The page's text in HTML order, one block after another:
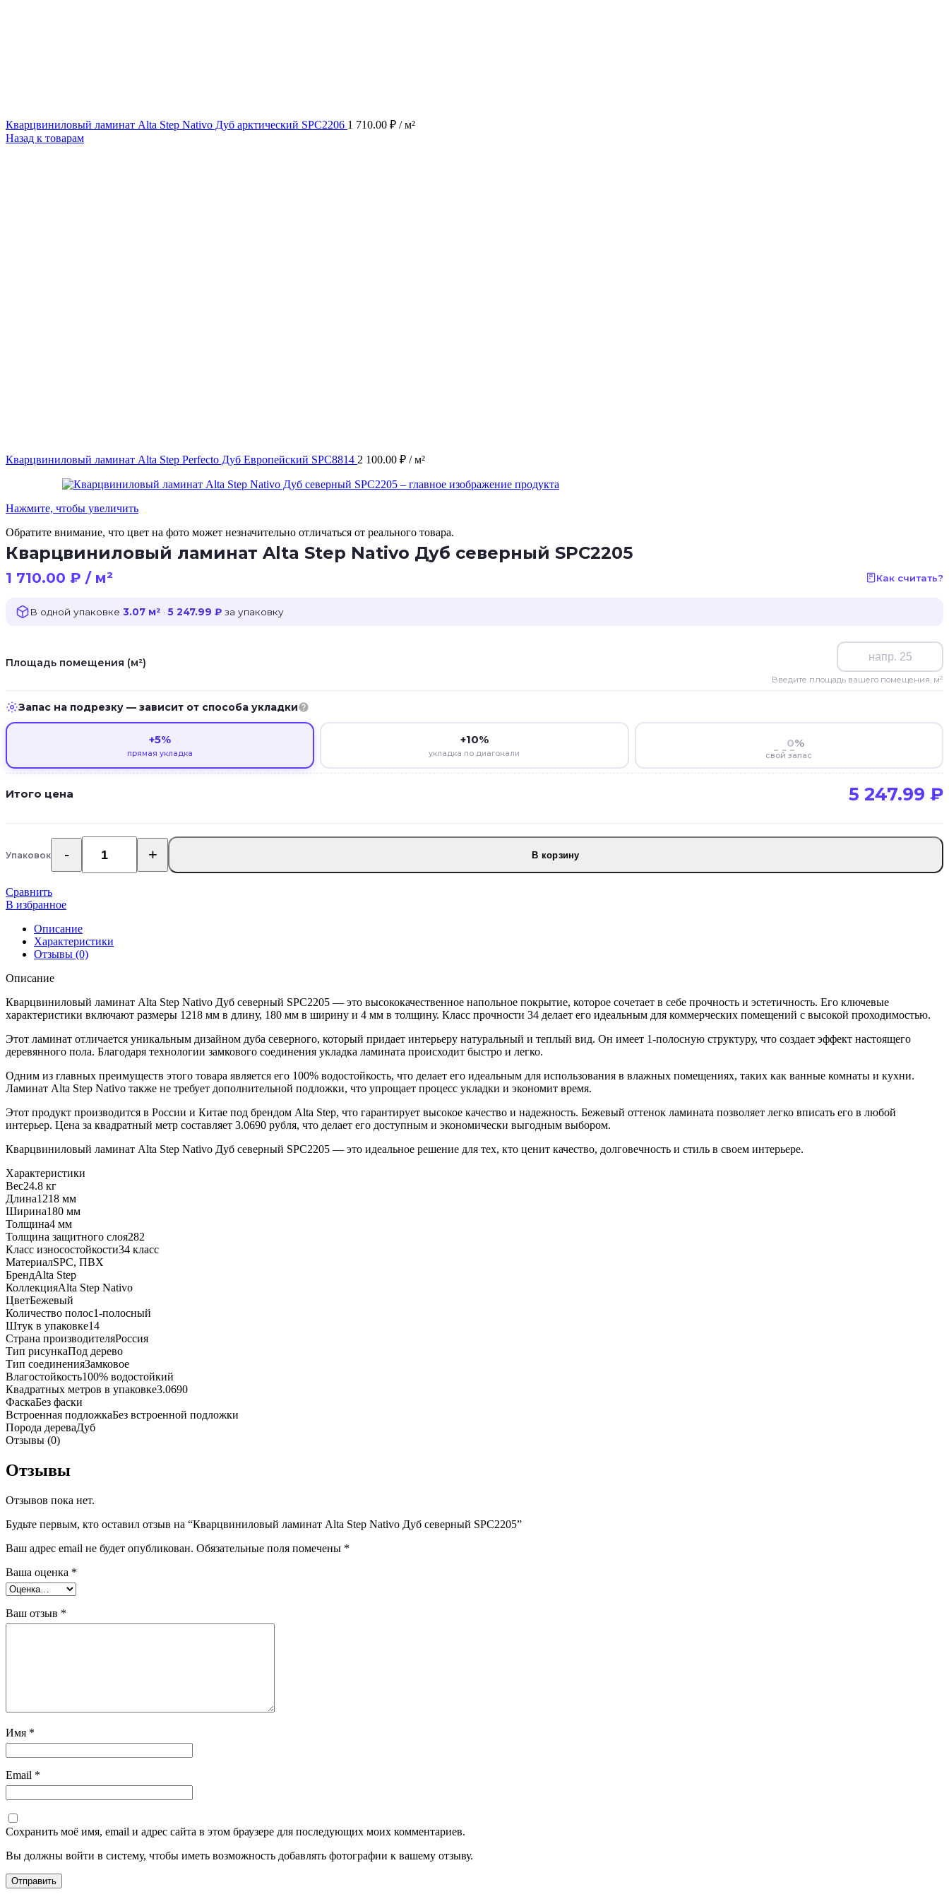
Кварцвиниловый ламинат Alta Step Nativo Дуб арктический SPC2206 1 710.00 ₽ / м²
Назад к товарам
Кварцвиниловый ламинат Alta Step Perfecto Дуб Европейский SPC8814 2 100.00 ₽ / м²
Нажмите, чтобы увеличить
Обратите внимание, что цвет на фото может незначительно отличаться от реального товара.
Кварцвиниловый ламинат Alta Step Nativo Дуб северный SPC2205
1 710.00 ₽ / м² Как считать?
В одной упаковке 3.07 м² ·5 247.99 ₽ за упаковку
Площадь помещения (м²)
Введите площадь вашего помещения, м²
Запас на подрезку — зависит от способа укладки
+5%
прямая укладка
+10%
укладка по диагонали
%
свой запас
Итого цена 5 247.99 ₽
УпаковокКоличество
товара
ламинат
Alta
Step
Nativo
Дуб
SPC2205
В корзину
Сравнить
В избранное
Описание
Характеристики
Отзывы (0)
Описание
Кварцвиниловый ламинат Alta Step Nativo Дуб северный SPC2205 — это высококачественное напольное покрытие, которое сочетает в себе прочность и эстетичность. Его ключевые
характеристики включают размеры 1218 мм в длину, 180 мм в ширину и 4 мм в толщину. Класс прочности 34 делает его идеальным для коммерческих помещений с высокой проходимостью.
Этот ламинат отличается уникальным дизайном дуба северного, который придает интерьеру натуральный и теплый вид. Он имеет 1-полосную структуру, что создает эффект настоящего
деревянного пола. Благодаря технологии замкового соединения укладка ламината происходит быстро и легко.
Одним из главных преимуществ этого товара является его 100% водостойкость, что делает его идеальным для использования в влажных помещениях, таких как ванные комнаты и кухни.
Ламинат Alta Step Nativo также не требует дополнительной подложки, что упрощает процесс укладки и экономит время.
Этот продукт производится в России и Китае под брендом Alta Step, что гарантирует высокое качество и надежность. Бежевый оттенок ламината позволяет легко вписать его в любой
интерьер. Цена за квадратный метр составляет 3.0690 рубля, что делает его доступным и экономически выгодным выбором.
Кварцвиниловый ламинат Alta Step Nativo Дуб северный SPC2205 — это идеальное решение для тех, кто ценит качество, долговечность и стиль в своем интерьере.
Характеристики
Вес24.8 кг
Длина1218 мм
Ширина180 мм
Толщина4 мм
Толщина защитного слоя282
Класс износостойкости34 класс
МатериалSPC, ПВХ
БрендAlta Step
КоллекцияAlta Step Nativo
ЦветБежевый
Количество полос1-полосный
Штук в упаковке14
Страна производителяРоссия
Тип рисункаПод дерево
Тип соединенияЗамковое
Влагостойкость100% водостойкий
Квадратных метров в упаковке3.0690
ФаскаБез фаски
Встроенная подложкаБез встроенной подложки
Порода дереваДуб
Отзывы (0)
Отзывы
Отзывов пока нет.
Будьте первым, кто оставил отзыв на “Кварцвиниловый ламинат Alta Step Nativo Дуб северный SPC2205”
Ваш адрес email не будет опубликован. Обязательные поля помечены *
Ваша оценка *
Ваш отзыв *
Имя *
Email *
Сохранить моё имя, email и адрес сайта в этом браузере для последующих моих комментариев.
Вы должны войти в систему, чтобы иметь возможность добавлять фотографии к вашему отзыву.